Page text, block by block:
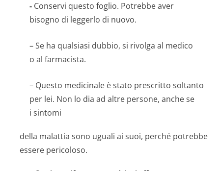
- Conservi questo foglio. Potrebbe aver
bisogno di leggerlo di nuovo.
– Se ha qualsiasi dubbio, si rivolga al medico
o al farmacista.
– Questo medicinale è stato prescritto soltanto
per lei. Non lo dia ad altre persone, anche se
i sintomi
della malattia sono uguali ai suoi, perché potrebbe
essere pericoloso.